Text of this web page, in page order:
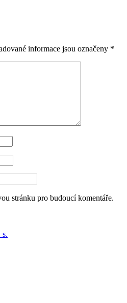
informace jsou označeny *
stránku pro budoucí komentáře.
s.